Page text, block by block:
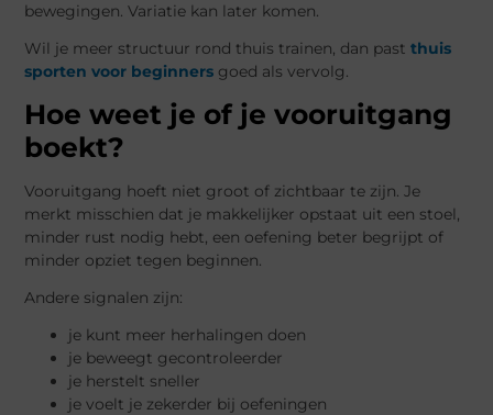
bewegingen. Variatie kan later komen.
Wil je meer structuur rond thuis trainen, dan pastthuis
sporten voor beginners goed als vervolg.
Hoe weet je of je vooruitgang
boekt?
Vooruitgang hoeft niet groot of zichtbaar te zijn. Je
merkt misschien dat je makkelijker opstaat uit een stoel,
minder rust nodig hebt, een oefening beter begrijpt of
minder opziet tegen beginnen.
Andere signalen zijn:
je kunt meer herhalingen doen
je beweegt gecontroleerder
je herstelt sneller
je voelt je zekerder bij oefeningen